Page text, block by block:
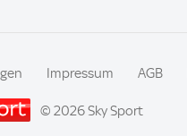
Impressum AGB
© 2026 Sky Sport